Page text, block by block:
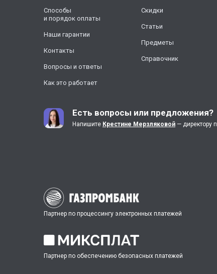
Способы
и порядок оплаты
Наши гарантии
Контакты
Вопросы и ответы
Как это работает
Скидки
Статьи
Предметы
Справочник
Есть вопросы или предложения?
Напишите Крестине Мерзляковой — директору
Партнер по процессингу электронных платежей
Партнер по обеспечению безопасных платежей